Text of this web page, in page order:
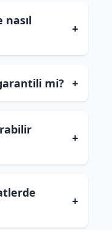
nasıl
+
mi? +
+
+